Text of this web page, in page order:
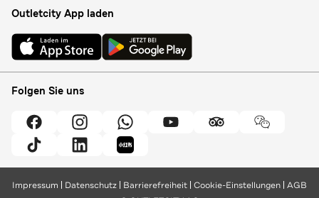
Outletcity App laden
Folgen Sie uns
Impressum Datenschutz Barrierefreiheit Cookie-Einstellungen AGB